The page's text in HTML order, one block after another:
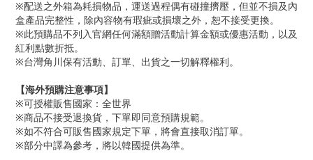
※配送之外箱為耗損物品，運送過程偶有碰撞擠壓，但並不損及內
盒產品完整性，除內容物有瑕疵或損壞之外，恕不接受更換。
※此預購品不列入官網任何滿額贈活動計算金額或優惠活動，以及
紅利點數折抵。
※台灣角川保有活動、訂單、出貨之一切解釋權利。
【海外預購注意事項】
※可授權販售國家：全世界
※商品不接受退換貨，下單即同意預購規範。
※如不符合可販售國家規定下單，將會直接取消訂單。
※部分中譯為參考，將以韓國提供為準。